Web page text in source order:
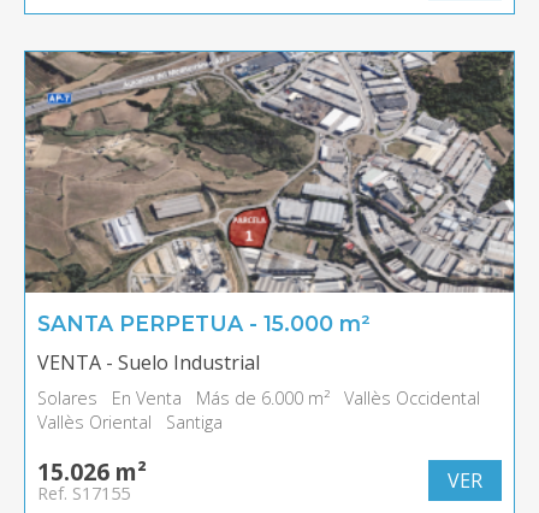
SANTA PERPETUA - 15.000 m²
VENTA - Suelo Industrial
Solares En Venta Más de 6.000 m²
Vallès Occidental
Vallès Oriental
Santiga
15.026 m²
Ref. S17155 VER